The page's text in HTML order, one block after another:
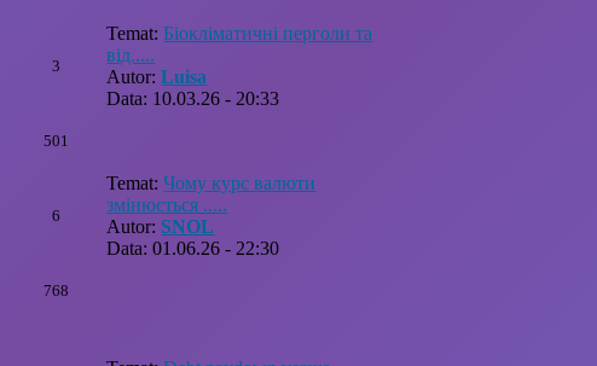
3
Temat: Біокліматичні перголи та
від.....
Autor:Luisa
Data: 10.03.26 - 20:33
501
6
Temat:Чому курс валюти
змінюється .....
Autor: SNOL
Data: 01.06.26 - 22:30
768